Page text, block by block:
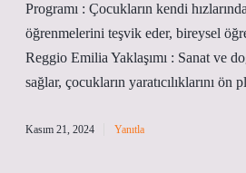
Programı : Çocukların kendi
öğrenmelerini teşvik eder, bireysel
Reggio Emilia Yaklaşımı : Sanat ve
sağlar, çocukların yaratıcılıklarını ön
Kasım 21, 2024 Yanıtla